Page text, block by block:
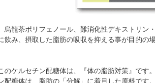
烏龍茶ポリフェノール、難消化性デキストリン
飲み、摂取した脂肪の吸収を抑える事が目的の
のケルセチン配糖体は、『体の脂肪対策』です。
配糖体は、脂肪の「分解」に着目した原料です